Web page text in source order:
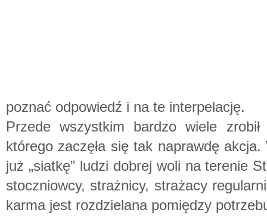
poznać odpowiedź i na te interpelację.
Przede wszystkim bardzo wiele
którego zaczęła się tak naprawdę
już „siatkę” ludzi dobrej woli na terenie
stoczniowcy, strażnicy, strażacy
karma jest rozdzielana pomiędzy